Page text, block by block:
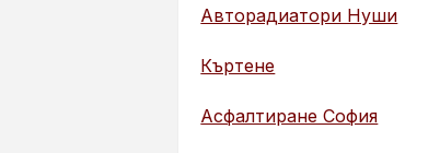
Авторадиатори Нуши
Къртене
Асфалтиране София